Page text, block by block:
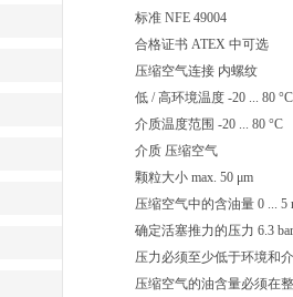
标准 NFE 49004
合格证书 ATEX 中可选
压缩空气连接 内螺纹
低 / 高环境温度 -20 ... 80 °C
介质温度范围 -20 ... 80 °C
介质 压缩空气
颗粒大小 max. 50 μm
压缩空气中的含油量 0 ... 5
确定活塞推力的压力 6.3 bar
压力必须至少低于环境和
压缩空气的油含量必须在